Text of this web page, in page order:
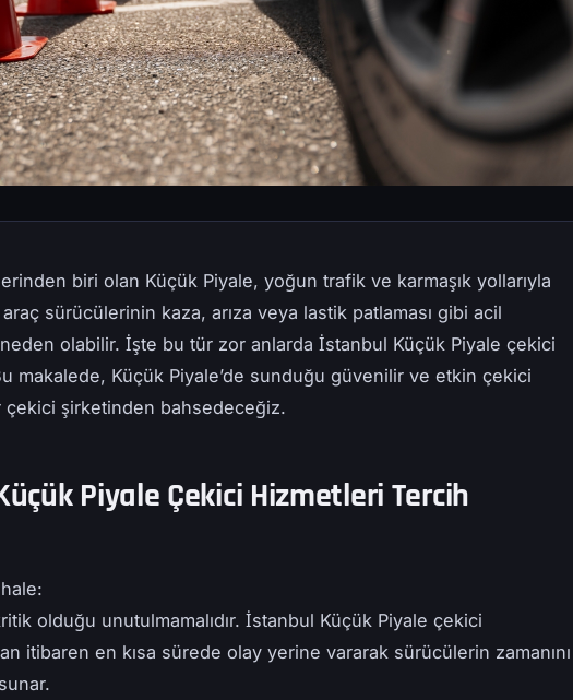
biri olan Küçük Piyale, yoğun trafik ve karmaşık yollarıyla
sürücülerinin kaza, arıza veya lastik patlaması gibi acil
neden olabilir. İşte bu tür zor anlarda İstanbul Küçük Piyale çekici
makalede, Küçük Piyale’de sunduğu güvenilir ve etkin çekici
çekici şirketinden bahsedeceğiz.
Piyale Çekici Hizmetleri Tercih
olduğu unutulmamalıdır. İstanbul Küçük Piyale çekici
itibaren en kısa sürede olay yerine vararak sürücülerin zamanını